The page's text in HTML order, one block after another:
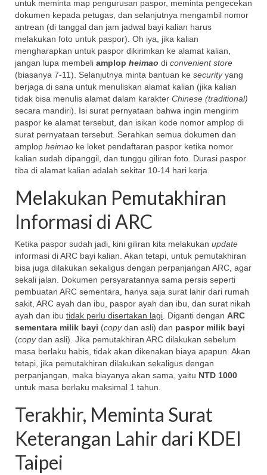
untuk meminta map pengurusan paspor, meminta pengecekan
dokumen kepada petugas, dan selanjutnya mengambil nomor
antrean (di tanggal dan jam jadwal bayi kalian harus
melakukan foto untuk paspor). Oh iya, jika kalian
mengharapkan untuk paspor dikirimkan ke alamat kalian,
jangan lupa membeli amplop heimao di convenient store
(biasanya 7-11). Selanjutnya minta bantuan ke securityyang
berjaga di sana untuk menuliskan alamat kalian (jika kalian
tidak bisa menulis alamat dalam karakter Chinese (traditional)
secara mandiri). Isi surat pernyataan bahwa ingin mengirim
paspor ke alamat tersebut, dan isikan kode nomor amplop di
surat pernyataan tersebut. Serahkan semua dokumen dan
amplop heimao ke loket pendaftaran paspor ketika nomor
kalian sudah dipanggil, dan tunggu giliran foto. Durasi paspor
tiba di alamat kalian adalah sekitar 10-14 hari kerja.
Melakukan Pemutakhiran
Informasi di ARC
Ketika paspor sudah jadi, kini giliran kita melakukan update
informasi di ARC bayi kalian. Akan tetapi, untuk pemutakhiran
bisa juga dilakukan sekaligus dengan perpanjangan ARC, agar
sekali jalan. Dokumen persyaratannya sama persis seperti
pembuatan ARC sementara, hanya saja surat lahir dari rumah
sakit, ARC ayah dan ibu, paspor ayah dan ibu, dan surat nikah
ayah dan ibu tidak perlu disertakan lagi. Diganti dengan ARC
sementara milik bayi (copydan asli) dan paspor milik bayi
(copydan asli). Jika pemutakhiran ARC dilakukan sebelum
masa berlaku habis, tidak akan dikenakan biaya apapun. Akan
tetapi, jika pemutakhiran dilakukan sekaligus dengan
perpanjangan, maka biayanya akan sama, yaitu NTD 1000
untuk masa berlaku maksimal 1 tahun.
Terakhir, Meminta Surat
Keterangan Lahir dari KDEI
Taipei